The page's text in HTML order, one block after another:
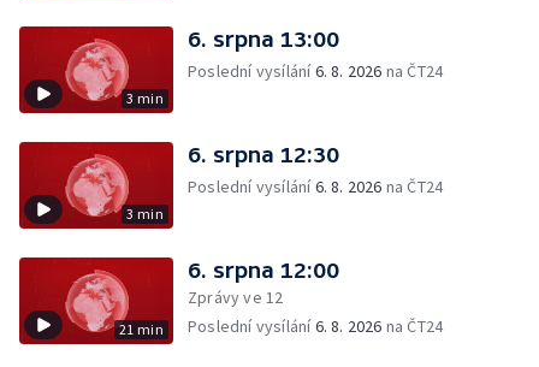
3 min
6. srpna 13:00
Poslední vysílání6. 8. 2026 na ČT24
3 min
6. srpna 12:30
Poslední vysílání6. 8. 2026 na ČT24
21 min
6. srpna 12:00
Zprávy ve 12
Poslední vysílání6. 8. 2026 na ČT24